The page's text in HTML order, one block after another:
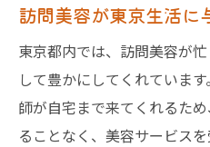
訪問美容が東京生活に
東京都内では、訪問美容が
して豊かにしてくれていま
師が自宅まで来てくれるた
ることなく、美容サービス